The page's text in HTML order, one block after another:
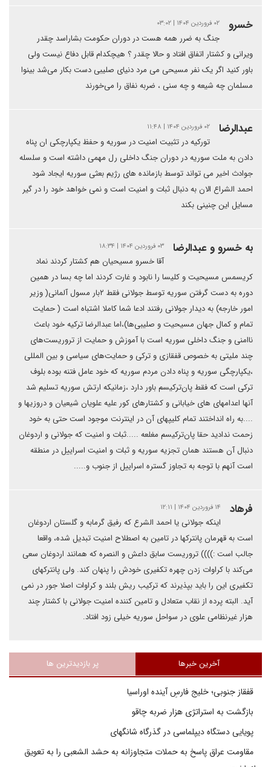
خسرو ۰۲ فروردین ۱۴۰۴ | ۰۳:۰۲
جنگ به ضرر همه هست در دوران حکومت بشاراسد چقدر
ویرانی و کشتار اتفاق افتاد و حالا چقدر ؟ هیچکدام قابل دفاع نیست ولی
باور کنید اگر یک نفر مسیحی می مرد دنیای صلیبی دست بکار می‌شد بینوا
مسلمان چه شیعه و چه سنی ، ضربه نفاق را می‌خورند
عبدالرضا ۰۲ فروردین ۱۴۰۴ | ۱۱:۴۸
تورکیه در تثبیت امنیت در سوریه و حفظ یکپارچکی ان پناه
دادن به ملت سوریه در دوران جنگ داخلی رل مهمی داشته است و سلسله
جوادث اخیر می تواند توسط بازمانده های رژیم بعثی سوریه ایجاد شود
احمد الشراع الان به دنبال ثبات و امنیت است و نمی خواهد خود را در گیر
مسایل این چنینی بکند
به خسرو و عبدالرضا ۰۳ فروردین ۱۴۰۴ | ۱۸:۳۴
آقا خسرو مسیحیان هم کشتار کردند نماد
کریسمس مسیحیت و کلیسا را نابود و غارت کردند اما چه بسا در همین
دوره به دست گرفتن سوریه توسط جولانی فقط ۲بار مسول آلمانی( وزیر
امور خارجه) به دیدار جولانی رفتند ادعا شما کاملا اشتباه است ( حمایت
تمام و کمال جهان مسیحیت و صلیبی‌ها)،اما عبدالرضا ترکیه خود باعث
ناامنی و جنگ داخلی سوریه است با آموزش و حمایت از تروریست‌های
چند ملیتی به خصوص قفقازی و ترکی و حمایت‌های سیاسی و بین المللی
،یکپارچگی سوریه و پناه دادن مردم سوریه که خود عامل فتنه بوده بلوف
ترکی است که فقط پان‌ترکیسم باور دارد ،زمانیکه ارتش سوریه تسلیم شد
آنها اعدامهای های خیابانی و کشتارهای کور علیه علویان شیعیان و دروزیها و
....به راه انداختند تمام کلیپهای آن در اینترنت موجود است حتی به خود
زحمت ندادید حقا پان‌ترکیسم مغلعه .....ثبات و امنیت که جولانی و اردوغان
دنبال آن هستند همان تجزیه سوریه و ثبات و امنیت اسراییل در منطقه
است آنهم با توجه به تجاوز گستره اسراییل از جنوب و.....
فرهاد ۱۴ فروردین ۱۴۰۴ | ۱۲:۱۱
اینکه جولانی یا احمد الشرع که رفیق گرمابه و گلستان اردوغان
است به قهرمان پانترکها در تامین به اصطلاح امنیت تبدیل شده، واقعا
جالب است :)))) تروریست سابق داعش و النصره که همانند اردوغان سعی
می‌کند با کراوات زدن چهره تکفیری خودش را پنهان کند. ولی پانترکهای
تکفیری این را باید بپذیرند که ترکیب ریش بلند و کراوات اصلا جور در نمی
آید. البته پرده از نقاب متعادل و تامین کننده امنیت جولانی با کشتار چند
هزار غیرنظامی علوی در سواحل سوریه خیلی زود افتاد.
آخرین خبرها پر بازدیدترین ها
قفقاز جنوبی؛ خلیج فارسِ آینده اوراسیا
بازگشت به استراتژی هزار ضربه چاقو
پویایی دستگاه دیپلماسی در گذرگاه شانگهای
مقاومت عراق پاسخ به حملات متجاوزانه به حشد الشعبی را به تعویق